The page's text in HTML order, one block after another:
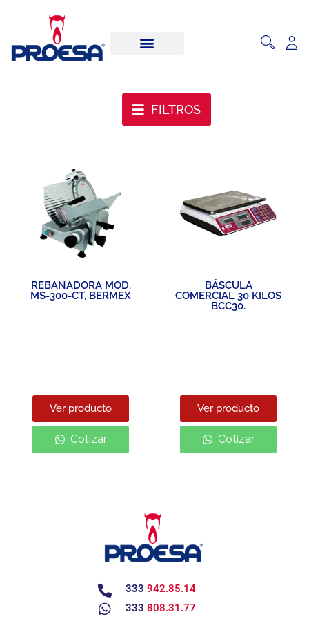
FILTROS
REBANADORA MOD.
MS-300-CT, BERMEX
Ver producto
Cotizar
BÁSCULA
COMERCIAL 30 KILOS
BCC30.
Ver producto
Cotizar
333 942.85.14
333 808.31.77